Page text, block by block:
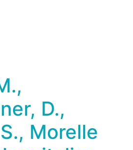
D.,
Morelle